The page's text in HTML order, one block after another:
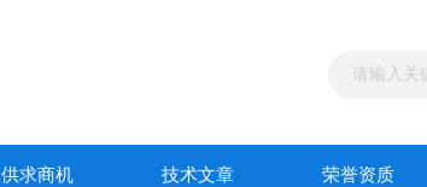
供求商机 技术文章 荣誉资质